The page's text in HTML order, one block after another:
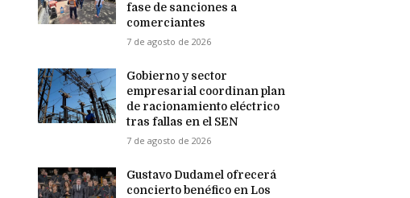
fase de sanciones a
comerciantes
7 de agosto de 2026
Gobierno y sector
empresarial coordinan plan
de racionamiento eléctrico
tras fallas en el SEN
7 de agosto de 2026
Gustavo Dudamel ofrecerá
concierto benéfico en Los